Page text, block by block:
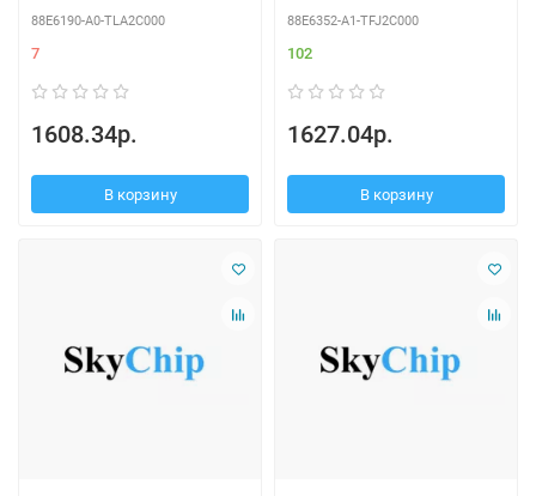
88E6190-A0-TLA2C000
7
1608.34р.
В корзину
88E6352-A1-TFJ2C000
102
1627.04р.
В корзину